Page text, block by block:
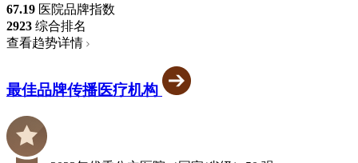
67.19 医院品牌指数
2923 综合排名
查看趋势详情
最佳品牌传播医疗机构